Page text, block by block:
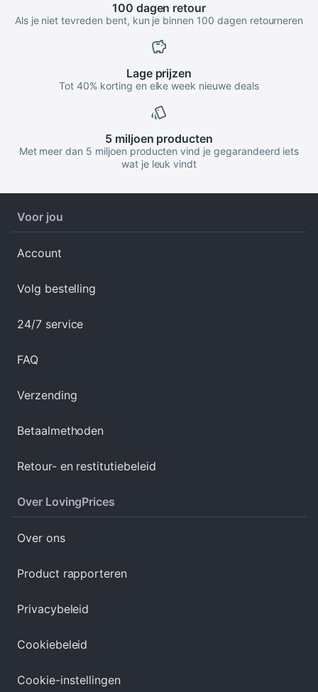
100 dagen retour
Als je niet tevreden bent, kun je binnen 100 dagen retourneren
Lageprijzen
Tot 40% korting en elke week nieuwe deals
5 miljoen producten
Met meer dan 5 miljoen producten vind je gegarandeerd iets
wat je leuk vindt
Voor jou
Account
Volg bestelling
24/7 service
FAQ
Verzending
Betaalmethoden
Retour- en restitutiebeleid
Over LovingPrices
Over ons
Product rapporteren
Privacybeleid
Cookiebeleid
Cookie-instellingen